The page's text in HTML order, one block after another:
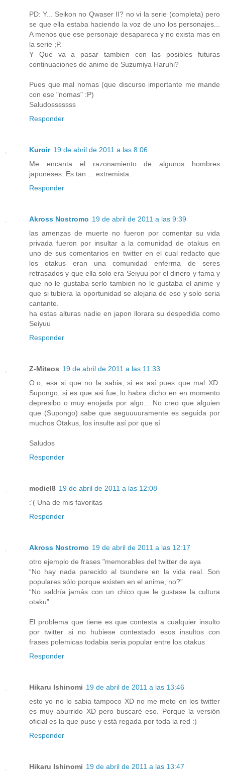
PD: Y... Seikon no Qwaser II? no vi la serie (completa) pero
se que ella estaba haciendo la voz de uno los personajes...
A menos que ese personaje desapareca y no exista mas en
la serie ;P.
Y Que va a pasar tambien con las posibles futuras
continuaciones de anime de Suzumiya Haruhi?
Pues que mal nomas (que discurso importante me mande
con ese "nomas" :P)
Saludosssssss
Responder
Kuroir 19 de abril de 2011 a las 8:06
Me encanta el razonamiento de algunos hombres
japoneses. Es tan ... extremista.
Responder
Akross Nostromo 19 de abril de 2011 a las 9:39
las amenzas de muerte no fueron por comentar su vida
privada fueron por insultar a la comunidad de otakus en
uno de sus comentarios en twitter en el cual redacto que
los otakus eran una comunidad enferma de seres
retrasados y que ella solo era Seiyuu por el dinero y fama y
que no le gustaba serlo tambien no le gustaba el anime y
que si tubiera la oportunidad se alejaria de eso y solo seria
cantante.
ha estas alturas nadie en japon llorara su despedida como
Seiyuu
Responder
Z-Miteos 19 de abril de 2011 a las 11:33
O.o, esa si que no la sabia, si es así pues que mal XD.
Supongo, si es que asi fue, lo habra dicho en en momento
depresibo o muy enojada por algo... No creo que alguien
que (Supongo) sabe que seguuuuramente es seguida por
muchos Otakus, los insulte así por que sí
Saludos
Responder
mcdiel8 19 de abril de 2011 a las 12:08
:'( Una de mis favoritas
Responder
Akross Nostromo 19 de abril de 2011 a las 12:17
otro ejemplo de frases "memorables del twitter de aya
“No hay nada parecido al tsundere en la vida real. Son
populares sólo porque existen en el anime, no?”
“No saldría jamás con un chico que le gustase la cultura
otaku”
El problema que tiene es que contesta a cualquier insulto
por twitter si no hubiese contestado esos insultos con
frases polemicas todabia seria popular entre los otakus
Responder
Hikaru Ishinomi 19 de abril de 2011 a las 13:46
esto yo no lo sabia tampoco XD no me meto en los twitter
es muy aburrido XD pero buscaré eso. Porque la versión
oficial es la que puse y está regada por toda la red :)
Responder
Hikaru Ishinomi 19 de abril de 2011 a las 13:47